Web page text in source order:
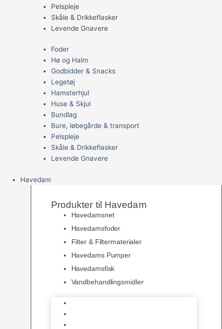
Pelspleje
Skåle & Drikkeflasker
Levende Gnavere
Foder
Hø og Halm
Godbidder & Snacks
Legetøj
Hamsterhjul
Huse & Skjul
Bundlag
Bure, løbegårde & transport
Pelspleje
Skåle & Drikkeflasker
Levende Gnavere
Havedam
Produkter til Havedam
Havedamsnet
Havedamsfoder
Filter & Filtermaterialer
Havedams Pumper
Havedamsfisk
Vandbehandlingsmidler